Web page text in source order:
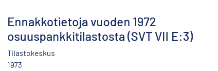
Ennakkotietoja vuoden 1972
osuuspankkitilastosta (SVT VII E:3)
Tilastokeskus
1973